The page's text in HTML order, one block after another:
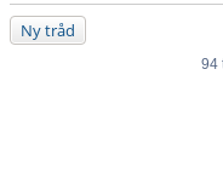
Ny tråd
94